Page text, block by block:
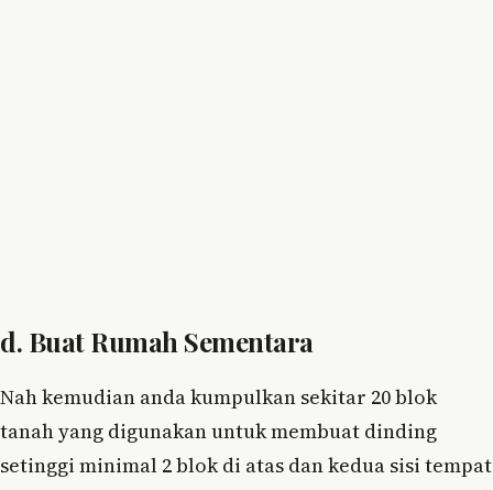
d. Buat Rumah Sementara
Nah kemudian anda kumpulkan sekitar 20 blok
tanah yang digunakan untuk membuat dinding
setinggi minimal 2 blok di atas dan kedua sisi tempat